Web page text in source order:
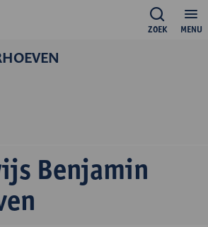
MENU
ZOEK
Benjamin